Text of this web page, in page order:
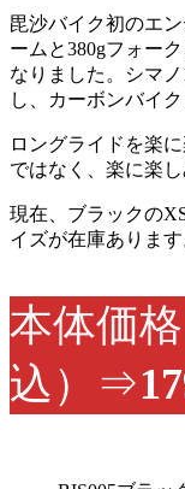
毘沙バイク初のエ
ームと380gフォー
なりました。シマ
し、カーボンバイ
ロングライドを楽
ではなく、楽に楽
現在、ブラックの
イズが在庫あります
本体価
込）⇒